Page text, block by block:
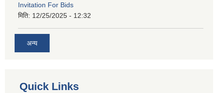
Invitation For Bids
मिति: 12/25/2025 - 12:32
अन्य
Quick Links